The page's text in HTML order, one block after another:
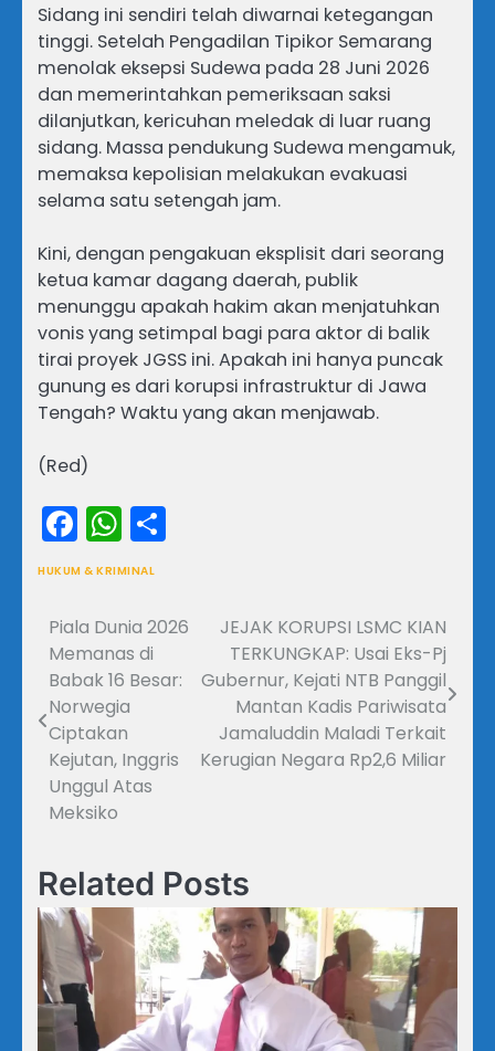
Sidang ini sendiri telah diwarnai ketegangan
tinggi. Setelah Pengadilan Tipikor Semarang
menolak eksepsi Sudewa pada 28 Juni 2026
dan memerintahkan pemeriksaan saksi
dilanjutkan, kericuhan meledak di luar ruang
sidang. Massa pendukung Sudewa mengamuk,
memaksa kepolisian melakukan evakuasi
selama satu setengah jam.
Kini, dengan pengakuan eksplisit dari seorang
ketua kamar dagang daerah, publik
menunggu apakah hakim akan menjatuhkan
vonis yang setimpal bagi para aktor di balik
tirai proyek JGSS ini. Apakah ini hanya puncak
gunung es dari korupsi infrastruktur di Jawa
Tengah? Waktu yang akan menjawab.
(Red)
Facebook
WhatsApp
HUKUM & KRIMINAL
Navigasi
pos
Piala Dunia 2026
Memanas di
Babak 16 Besar:
Norwegia
Ciptakan
Kejutan, Inggris
Unggul Atas
Meksiko
JEJAK KORUPSI LSMC KIAN
TERKUNGKAP: Usai Eks-Pj
Gubernur, Kejati NTB Panggil
Mantan Kadis Pariwisata
Jamaluddin Maladi Terkait
Kerugian Negara Rp2,6 Miliar
Related Posts